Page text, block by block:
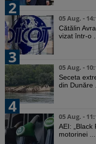
2
05 Aug. -
Cătălin
vizat într-o ...
3
05 Aug. -
Seceta
din Dunăre
4
05 Aug. -
AEI:
motorinei ...